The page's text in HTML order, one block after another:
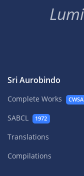
Sri Aurobindo
Complete Works CWSA
SABCL 1972
Translations
Compilations